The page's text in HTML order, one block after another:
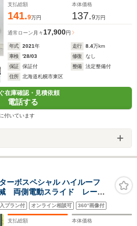
支払総額
141.9万円
本体価格
137.9万円
通常ローン 月々17,900円
年式 2021年 走行 8.4万km
車検
'28/03 修復
なし
保証
保証付 整備
法定整備付
住所
北海道札幌市東区
在庫確認・見積依頼
電話する
付いています
ーボスペシャル ハイルーフ
両側電動スライド レーダ
ー レーンアシスト クリア
オートマチックハイビー
アコン
プラン付 オンライン相談可 360°画像付
支払総額 本体価格